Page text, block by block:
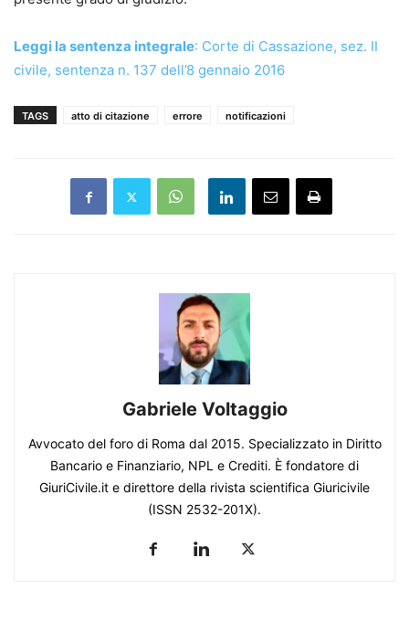
Leggi la sentenza integrale: Corte di Cassazione, sez. II
civile, sentenza n. 137 dell’8 gennaio 2016
TAGS atto di citazione errore notificazioni
Gabriele Voltaggio
Avvocato del foro di Roma dal 2015. Specializzato in Diritto
Bancario e Finanziario, NPL e Crediti. È fondatore di
GiuriCivile.it e direttore della rivista scientifica Giuricivile
(ISSN 2532-201X).